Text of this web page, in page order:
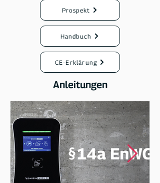
Prospekt
Handbuch
CE-Erklärung
Anleitungen